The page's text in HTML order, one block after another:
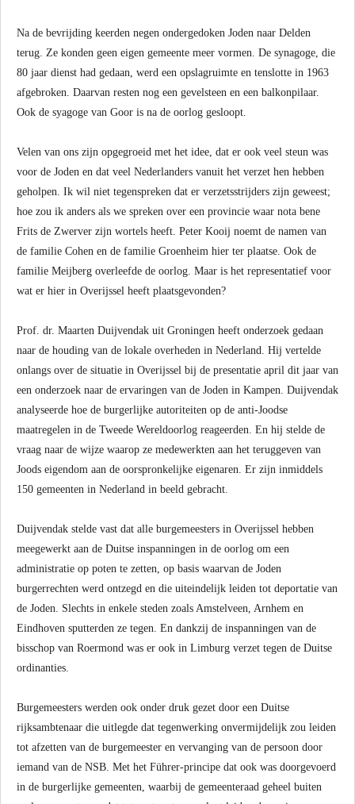
Na de bevrijding keerden negen ondergedoken Joden naar Delden
terug. Ze konden geen eigen gemeente meer vormen. De synagoge, die
80 jaar dienst had gedaan, werd een opslagruimte en tenslotte in 1963
afgebroken. Daarvan resten nog een gevelsteen en een balkonpilaar.
Ook de syagoge van Goor is na de oorlog gesloopt.
Velen van ons zijn opgegroeid met het idee, dat er ook veel steun was
voor de Joden en dat veel Nederlanders vanuit het verzet hen hebben
geholpen. Ik wil niet tegenspreken dat er verzetsstrijders zijn geweest;
hoe zou ik anders als we spreken over een provincie waar nota bene
Frits de Zwerver zijn wortels heeft. Peter Kooij noemt de namen van
de familie Cohen en de familie Groenheim hier ter plaatse. Ook de
familie Meijberg overleefde de oorlog. Maar is het representatief voor
wat er hier in Overijssel heeft plaatsgevonden?
Prof. dr. Maarten Duijvendak uit Groningen heeft onderzoek gedaan
naar de houding van de lokale overheden in Nederland. Hij vertelde
onlangs over de situatie in Overijssel bij de presentatie april dit jaar van
een onderzoek naar de ervaringen van de Joden in Kampen. Duijvendak
analyseerde hoe de burgerlijke autoriteiten op de anti-Joodse
maatregelen in de Tweede Wereldoorlog reageerden. En hij stelde de
vraag naar de wijze waarop ze medewerkten aan het teruggeven van
Joods eigendom aan de oorspronkelijke eigenaren. Er zijn inmiddels
150 gemeenten in Nederland in beeld gebracht.
Duijvendak stelde vast dat alle burgemeesters in Overijssel hebben
meegewerkt aan de Duitse inspanningen in de oorlog om een
administratie op poten te zetten, op basis waarvan de Joden
burgerrechten werd ontzegd en die uiteindelijk leiden tot deportatie van
de Joden. Slechts in enkele steden zoals Amstelveen, Arnhem en
Eindhoven sputterden ze tegen. En dankzij de inspanningen van de
bisschop van Roermond was er ook in Limburg verzet tegen de Duitse
ordinanties.
Burgemeesters werden ook onder druk gezet door een Duitse
rijksambtenaar die uitlegde dat tegenwerking onvermijdelijk zou leiden
tot afzetten van de burgemeester en vervanging van de persoon door
iemand van de NSB. Met het Führer-principe dat ook was doorgevoerd
in de burgerlijke gemeenten, waarbij de gemeenteraad geheel buiten